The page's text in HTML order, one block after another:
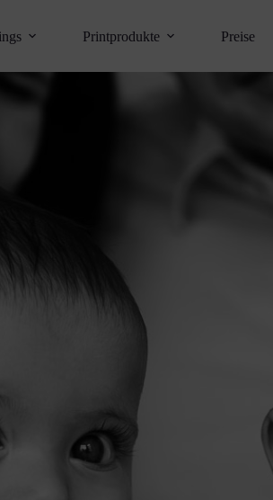
Printprodukte Preise